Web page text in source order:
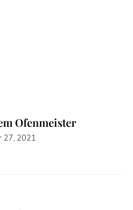
Ofenmeister
27, 2021